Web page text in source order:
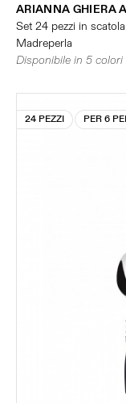
ARIANNA GHIERA
Set 24 pezzi in
Madreperla
Disponibile in 5 colori
24 PEZZI PER 6